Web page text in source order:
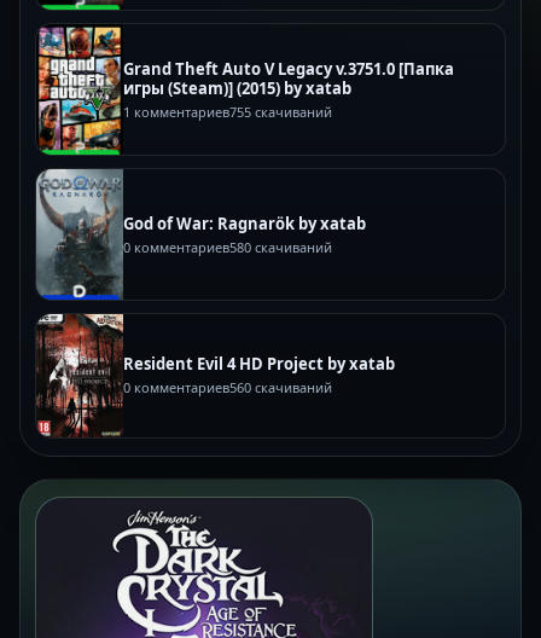
Grand Theft Auto V Legacy v.3751.0 [Папка
игры (Steam)] (2015) by xatab
1 комментариев755 скачиваний
God of War: Ragnarök by xatab
0 комментариев580 скачиваний
Resident Evil 4 HD Project by xatab
0 комментариев560 скачиваний